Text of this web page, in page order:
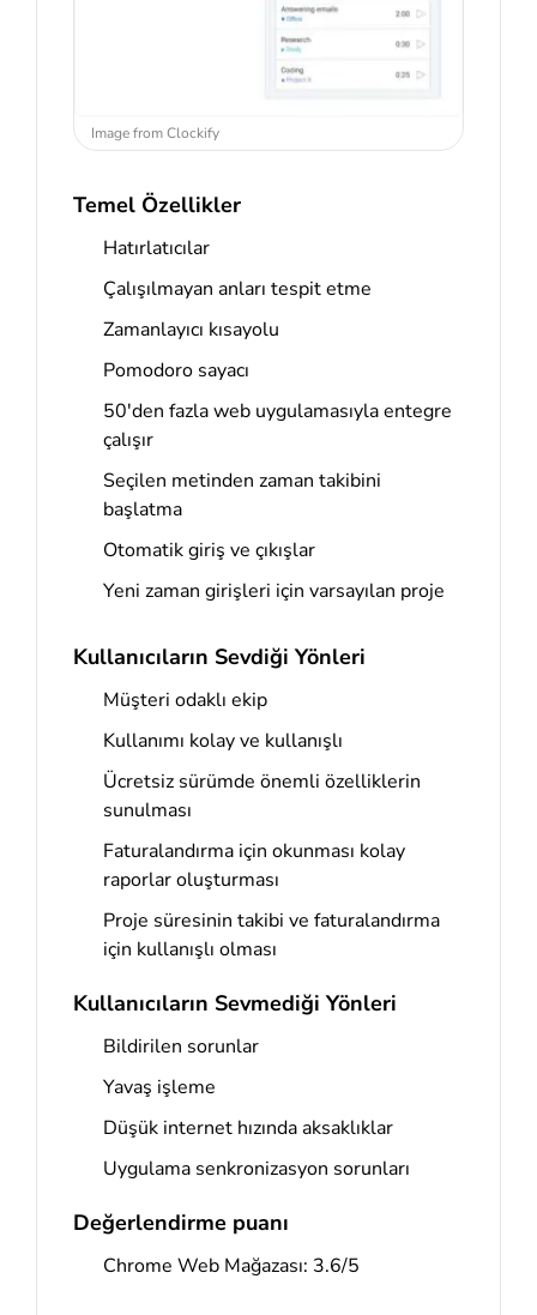
Image from Clockify
Temel Özellikler
Hatırlatıcılar
Çalışılmayan anları tespit etme
Zamanlayıcı kısayolu
Pomodoro sayacı
50'den fazla web uygulamasıyla entegre
çalışır
Seçilen metinden zaman takibini
başlatma
Otomatik giriş ve çıkışlar
Yeni zaman girişleri için varsayılan proje
Kullanıcıların Sevdiği Yönleri
Müşteri odaklı ekip
Kullanımı kolay ve kullanışlı
Ücretsiz sürümde önemli özelliklerin
sunulması
Faturalandırma için okunması kolay
raporlar oluşturması
Proje süresinin takibi ve faturalandırma
için kullanışlı olması
Kullanıcıların Sevmediği Yönleri
Bildirilen sorunlar
Yavaş işleme
Düşük internet hızında aksaklıklar
Uygulama senkronizasyon sorunları
Değerlendirme puanı
Chrome Web Mağazası: 3.6/5